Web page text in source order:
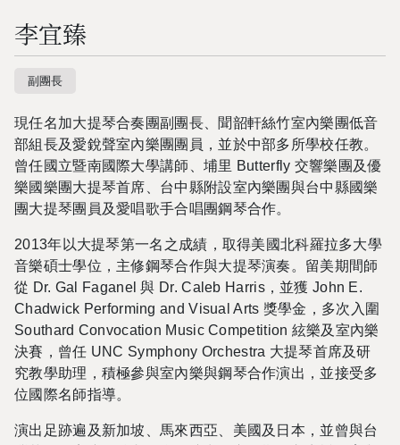
李宜臻
副團長
現任名加大提琴合奏團副團長、聞韶軒絲竹室內樂團低音
部組長及愛銳聲室內樂團團員，並於中部多所學校任教。
曾任國立暨南國際大學講師、埔里 Butterfly 交響樂團及優
樂國樂團大提琴首席、台中縣附設室內樂團與台中縣國樂
團大提琴團員及愛唱歌手合唱團鋼琴合作。
2013年以大提琴第一名之成績，取得美國北科羅拉多大學
音樂碩士學位，主修鋼琴合作與大提琴演奏。留美期間師
從 Dr. Gal Faganel 與 Dr. Caleb Harris，並獲 John E.
Chadwick Performing and Visual Arts 獎學金，多次入圍
Southard Convocation Music Competition 絃樂及室內樂
決賽，曾任 UNC Symphony Orchestra 大提琴首席及研
究教學助理，積極參與室內樂與鋼琴合作演出，並接受多
位國際名師指導。
演出足跡遍及新加坡、馬來西亞、美國及日本，並曾與台